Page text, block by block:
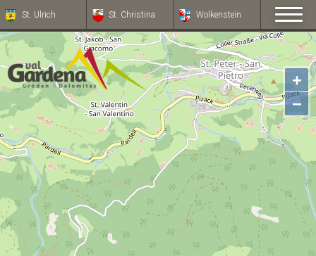
St. Ulrich St. Christina Wolkenstein
+
−